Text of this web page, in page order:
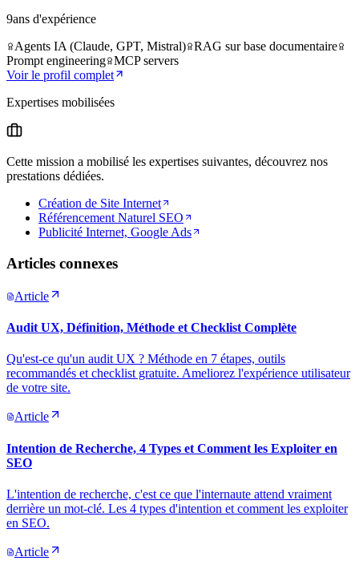
9ans d'expérience
Agents IA (Claude, GPT, Mistral) RAG sur base documentaire
Prompt engineering MCP servers
Voir le profil complet
Expertises mobilisées
Cette mission a mobilisé les expertises suivantes, découvrez nos
prestations dédiées.
Création de Site Internet
Référencement Naturel SEO
Publicité Internet, Google Ads
Articles connexes
Article
Audit UX, Définition, Méthode et Checklist Complète
Qu'est-ce qu'un audit UX ? Méthode en 7 étapes, outils
recommandés et checklist gratuite. Ameliorez l'expérience utilisateur
de votre site.
Article
Intention de Recherche, 4 Types et Comment les Exploiter en
SEO
L'intention de recherche, c'est ce que l'internaute attend vraiment
derrière un mot-clé. Les 4 types d'intention et comment les exploiter
en SEO.
Article